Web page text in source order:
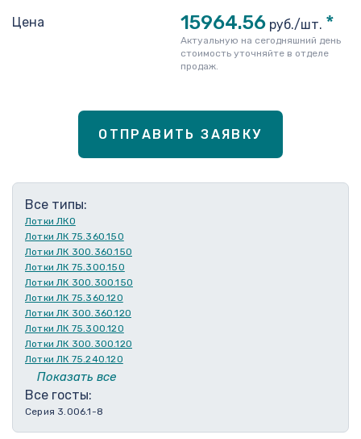
Цена 15964.56 руб./шт. *
Актуальную на сегодняшний день
стоимость уточняйте в отделе
продаж.
ОТПРАВИТЬ ЗАЯВКУ
Все типы:
Лотки ЛКО
Лотки ЛК 75.360.150
Лотки ЛК 300.360.150
Лотки ЛК 75.300.150
Лотки ЛК 300.300.150
Лотки ЛК 75.360.120
Лотки ЛК 300.360.120
Лотки ЛК 75.300.120
Лотки ЛК 300.300.120
Лотки ЛК 75.240.120
Лотки ЛК 300.240.120
Лотки ЛК 75.210.120
Лотки ЛК 300.180.120
Показать все
Все госты:
Серия 3.006.1-8